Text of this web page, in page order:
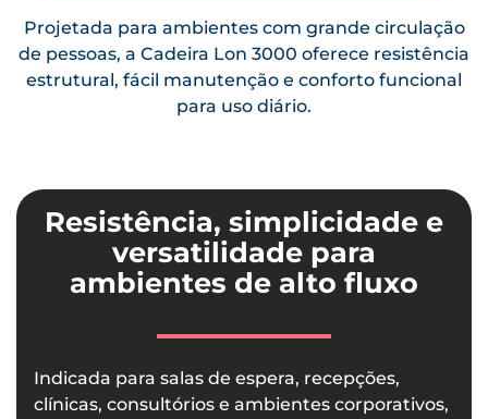
Projetada para ambientes com grande circulação
de pessoas, a Cadeira Lon 3000 oferece resistência
estrutural, fácil manutenção e conforto funcional
para uso diário.
Resistência, simplicidade e
versatilidade para
ambientes de alto fluxo
Indicada para salas de espera, recepções,
clínicas, consultórios e ambientes corporativos,